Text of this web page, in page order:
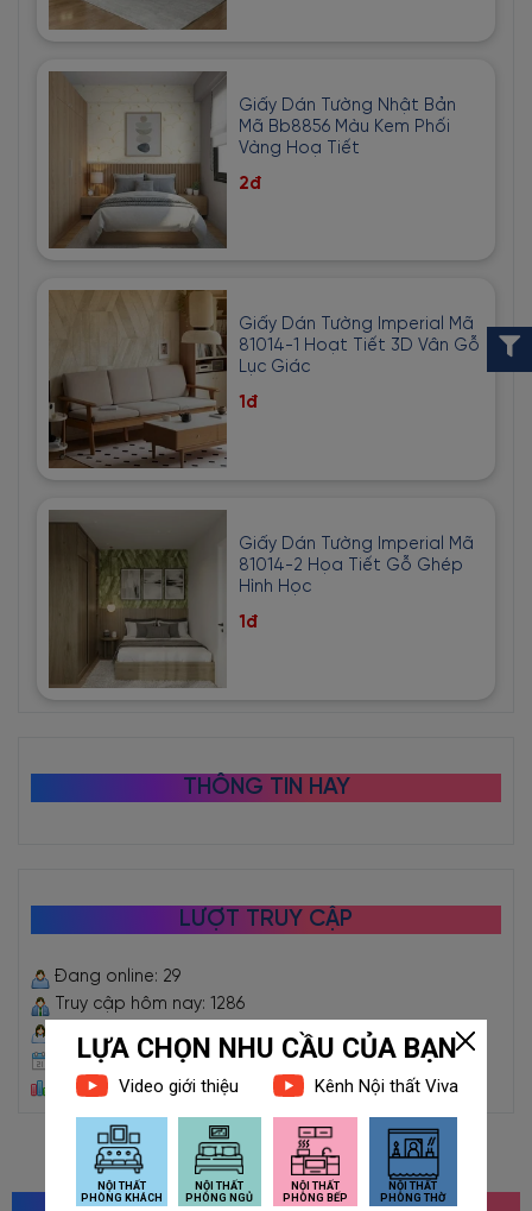
Giấy Dán Tường Nhật Bản
Mã Bb8856 Màu Kem Phối
Vàng Hoạ Tiết
2đ
Giấy Dán Tường Imperial Mã
81014-1 Hoạt Tiết 3D Vân Gỗ
Lục Giác
1đ
Giấy Dán Tường Imperial Mã
81014-2 Họa Tiết Gỗ Ghép
Hình Học
1đ
THÔNG TIN HAY
LƯỢT TRUY CẬP
Đang online: 29
Truy cập hôm nay: 1286
Truy cập trong tháng: 61960
Tổng truy cập: 2475529
MỌI NGƯỜI CŨNG TÌM KIẾM